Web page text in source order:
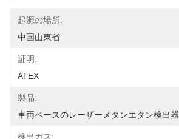
起源の場所:
中国山東省
証明:
ATEX
製品:
車両ベースのレーザーメタンエタン検出器
検出ガス: